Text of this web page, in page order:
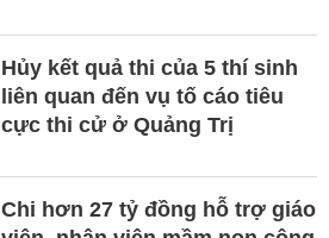
Hủy kết quả thi của 5 thí sinh
liên quan đến vụ tố cáo tiêu
cực thi cử ở Quảng Trị
Chi hơn 27 tỷ đồng hỗ trợ giáo